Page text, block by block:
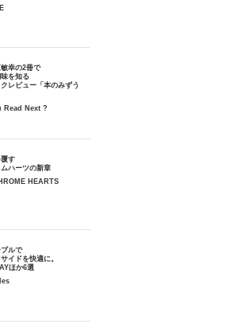
幸の2冊で
を知る
レビュー「本のみずう
Read Next ?
す
ハーツの新章
HEARTS
ルで
イドを快適に。
ほか6選